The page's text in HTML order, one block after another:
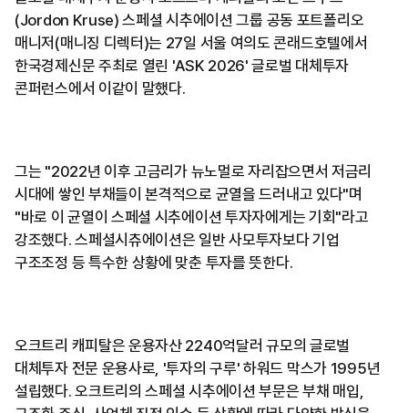
(Jordon Kruse) 스페셜 시추에이션 그룹 공동 포트폴리오
매니저(매니징 디렉터)는 27일 서울 여의도 콘래드호텔에서
한국경제신문 주최로 열린 'ASK 2026' 글로벌 대체투자
콘퍼런스에서 이같이 말했다.
그는 "2022년 이후 고금리가 뉴노멀로 자리잡으면서 저금리
시대에 쌓인 부채들이 본격적으로 균열을 드러내고 있다"며
"바로 이 균열이 스페셜 시추에이션 투자자에게는 기회"라고
강조했다. 스페셜시츄에이션은 일반 사모투자보다 기업
구조조정 등 특수한 상황에 맞춘 투자를 뜻한다.
오크트리 캐피탈은 운용자산 2240억달러 규모의 글로벌
대체투자 전문 운용사로, '투자의 구루' 하워드 막스가 1995년
설립했다. 오크트리의 스페셜 시추에이션 부문은 부채 매입,